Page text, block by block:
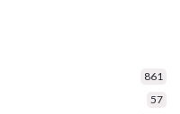
861
57